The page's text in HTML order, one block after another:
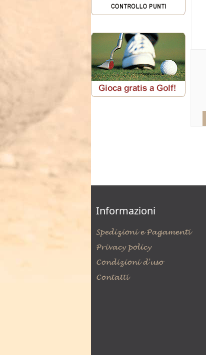
Informazioni
Spedizioni e Pagamenti
Privacy policy
Condizioni d'uso
Contatti